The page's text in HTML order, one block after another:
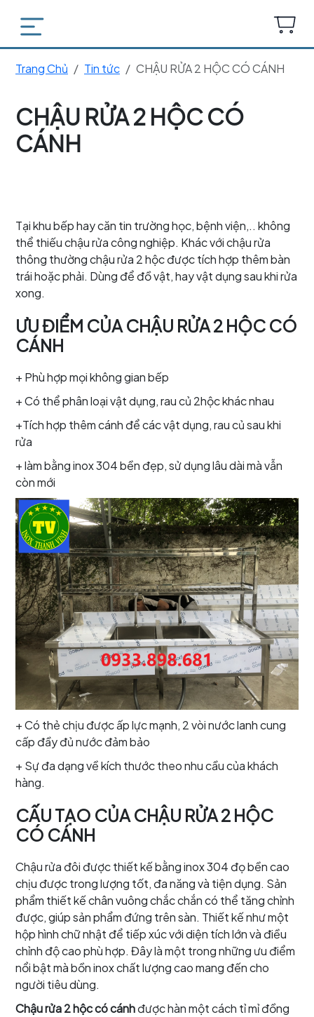
Trang Chủ Tin tức CHẬU RỬA 2 HỘC CÓ CÁNH
CHẬU RỬA 2 HỘC CÓ
CÁNH
Tại khu bếp hay căn tin trường học, bệnh viện,.. không
thể thiếu chậu rửa công nghiệp. Khác với chậu rửa
thông thường chậu rửa 2 hộc được tích hợp thêm bàn
trái hoặc phải. Dùng để đồ vật, hay vật dụng sau khi rửa
xong.
ƯU ĐIỂM CỦA CHẬU RỬA 2 HỘC CÓ
CÁNH
+ Phù hợp mọi không gian bếp
+ Có thể phân loại vật dụng, rau củ 2hộc khác nhau
+Tích hợp thêm cánh để các vật dụng, rau củ sau khi
rửa
+ làm bằng inox 304 bền đẹp, sử dụng lâu dài mà vẫn
còn mới
+ Có thẻ chịu được ấp lực mạnh, 2 vòi nước lanh cung
cấp đầy đủ nước đảm bảo
+ Sự đa dạng về kích thước theo nhu cầu của khách
hàng.
CẤU TẠO CỦA CHẬU RỬA 2 HỘC
CÓ CÁNH
Chậu rửa đôi được thiết kế bằng inox 304 đọ bền cao
chịu được trong lượng tốt, đa năng và tiện dụng. Sản
phẩm thiết kế chân vuông chắc chắn có thể tăng chỉnh
được, giúp sản phẩm đứng trên sàn. Thiết kế như một
hộp hình chữ nhật để tiếp xúc với diện tích lớn và điều
chỉnh độ cao phù hợp. Đây là một trong những ưu điểm
nổi bật mà bồn inox chất lượng cao mang đến cho
người tiêu dùng.
Chậu rửa 2 hộc có cánhđược hàn một cách tỉ mỉ đồng